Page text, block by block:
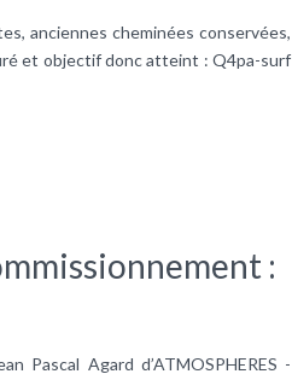
anciennes cheminées conservées,
et objectif donc atteint : Q4pa-surf
:
Pascal Agard d’ATMOSPHERES -